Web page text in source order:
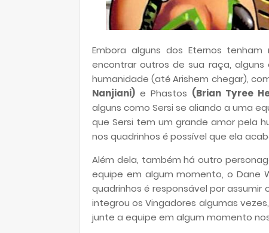
Embora alguns dos Eternos
encontrar outros de sua raça,
humanidade (até Arishem chegar),
Nanjiani) e Phastos (Brian Tyree
alguns como Sersi se aliando a uma
que Sersi tem um grande amor pela
nos quadrinhos é possível que ela
Além dela, também há outro
equipe em algum momento, o Dane
quadrinhos é responsável por
integrou os Vingadores algumas
junte a equipe em algum momento